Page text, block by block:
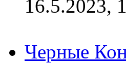
16.5.2023,
Черные